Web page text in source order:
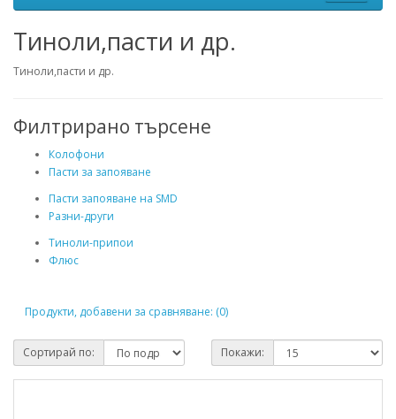
Тиноли,пасти и др.
Тиноли,пасти и др.
Филтрирано търсене
Колофони
Пасти за запояване
Пасти запояване на SMD
Разни-други
Тиноли-припои
Флюс
Продукти, добавени за сравняване: (0)
Сортирай по: Покажи: